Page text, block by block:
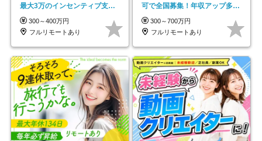
最大3万のインセンティブ支給/
平均年齢33歳
300～400万円
フルリモートあり
可で全国募集！年収アップ多数
★年休最大130日★
300～700万円
フルリモートあり